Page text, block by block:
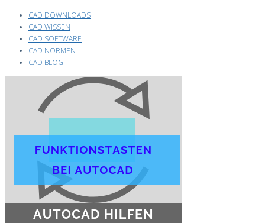
CAD DOWNLOADS
CAD WISSEN
CAD SOFTWARE
CAD NORMEN
CAD BLOG